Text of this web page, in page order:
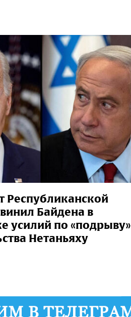
Республиканской
Байдена в
усилий по «подрыву»
Нетаньяху